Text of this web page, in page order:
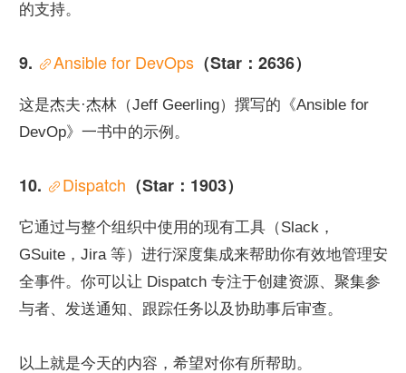
的支持。
9. Ansible for DevOps （Star：2636）
这是杰夫·杰林（Jeff Geerling）撰写的《Ansible for
DevOp》一书中的示例。
10. Dispatch （Star：1903）
它通过与整个组织中使用的现有工具（Slack，
GSuite，Jira 等）进行深度集成来帮助你有效地管理安
全事件。你可以让 Dispatch 专注于创建资源、聚集参
与者、发送通知、跟踪任务以及协助事后审查。
以上就是今天的内容，希望对你有所帮助。